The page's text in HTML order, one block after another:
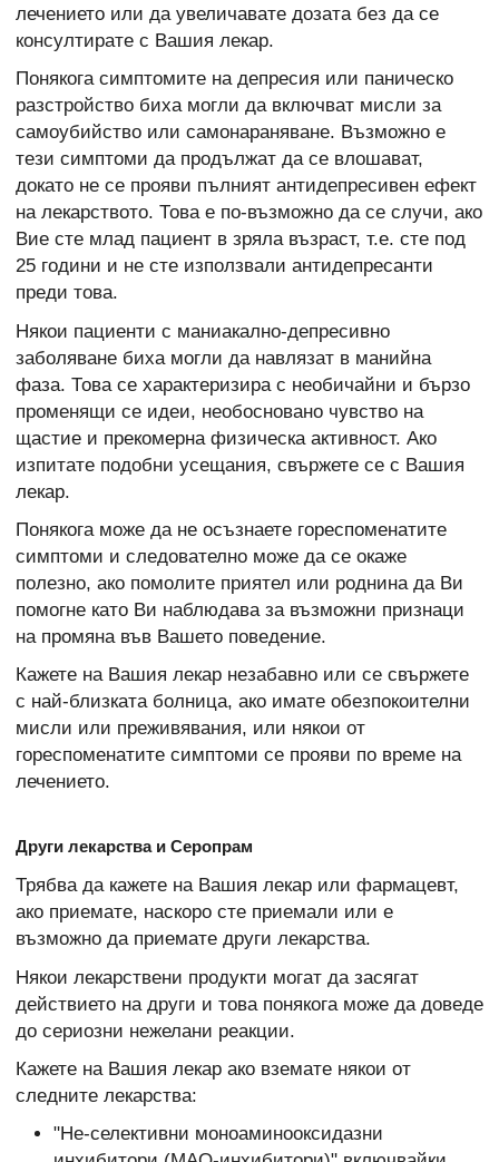
лечението или да увеличавате дозата без да се
консултирате с Вашия лекар.
Понякога симптомите на депресия или паническо
разстройство биха могли да включват мисли за
самоубийство или самонараняване. Възможно е
тези симптоми да продължат да се влошават,
докато не се прояви пълният антидепресивен ефект
на лекарството. Това е по-възможно да се случи, ако
Вие сте млад пациент в зряла възраст, т.е. сте под
25 години и не сте използвали антидепресанти
преди това.
Някои пациенти с маниакално-депресивно
заболяване биха могли да навлязат в манийна
фаза. Това се характеризира с необичайни и бързо
променящи се идеи, необосновано чувство на
щастие и прекомерна физическа активност. Ако
изпитате подобни усещания, свържете се с Вашия
лекар.
Понякога може да не осъзнаете гореспоменатите
симптоми и следователно може да се окаже
полезно, ако помолите приятел или роднина да Ви
помогне като Ви наблюдава за възможни признаци
на промяна във Вашето поведение.
Кажете на Вашия лекар незабавно или се свържете
с най-близката болница, ако имате обезпокоителни
мисли или преживявания, или някои от
гореспоменатите симптоми се прояви по време на
лечението.
Други лекарства и Серопрам
Трябва да кажете на Вашия лекар или фармацевт,
ако приемате, наскоро сте приемали или е
възможно да приемате други лекарства.
Някои лекарствени продукти могат да засягат
действието на други и това понякога може да доведе
до сериозни нежелани реакции.
Кажете на Вашия лекар ако вземате някои от
следните лекарства:
"Не-селективни моноаминооксидазни